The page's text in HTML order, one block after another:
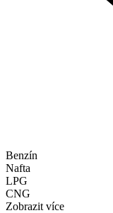
Benzín
Nafta
LPG
CNG
Zobrazit více